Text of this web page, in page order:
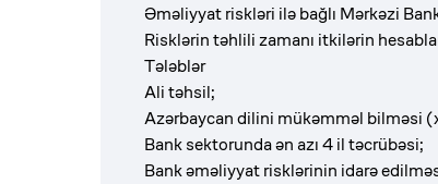
Əməliyyat riskləri ilə bağlı Mərkəzi
Risklərin təhlili zamanı itkilərin
Tələblər
Ali təhsil;
Azərbaycan dilini mükəmməl bilməsi
Bank sektorunda ən azı 4 il təcrübəsi;
Bank əməliyyat risklərinin idarə